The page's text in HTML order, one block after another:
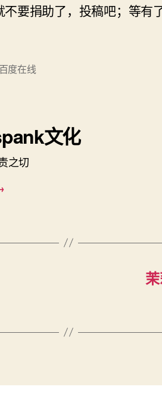
要捐助了，投稿吧；等有
百度在线
文化
之切